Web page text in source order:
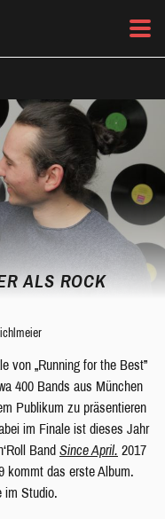
ALS ROCK
von „Running for the Best”
400 Bands aus München
Publikum zu präsentieren
im Finale ist dieses Jahr
Band Since April. 2017
kommt das erste Album.
im Studio.